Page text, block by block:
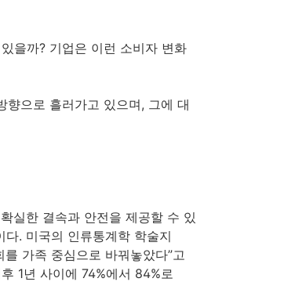
을까? 기업은 이런 소비자 변화
향으로 흘러가고 있으며, 그에 대
실한 결속과 안전을 제공할 수 있
. 미국의 인류통계학 학술지
가족 중심으로 바꿔놓았다”고
1년 사이에 74%에서 84%로